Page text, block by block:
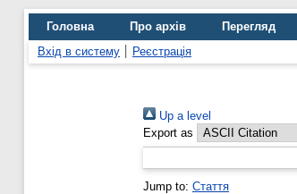
Головна Про архів Перегляд
Вхід в систему
Реєстрація
Up a level
Export as
Jump to: Стаття